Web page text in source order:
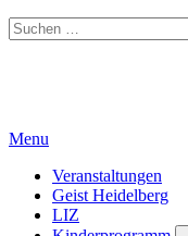
Suchen
nach:
Menu
Veranstaltungen
Geist Heidelberg
LIZ